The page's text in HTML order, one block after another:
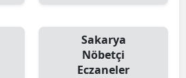
Sakarya
Nöbetçi
Eczaneler